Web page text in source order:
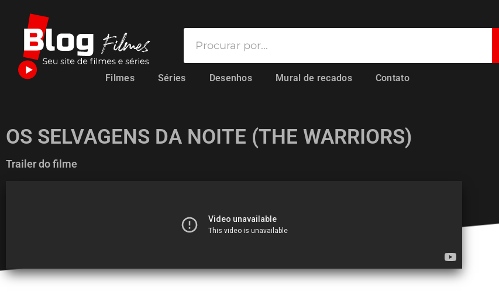
Filmes Séries Desenhos Mural de recados Contato
OS SELVAGENS DA NOITE (THE WARRIORS)
Trailer do filme